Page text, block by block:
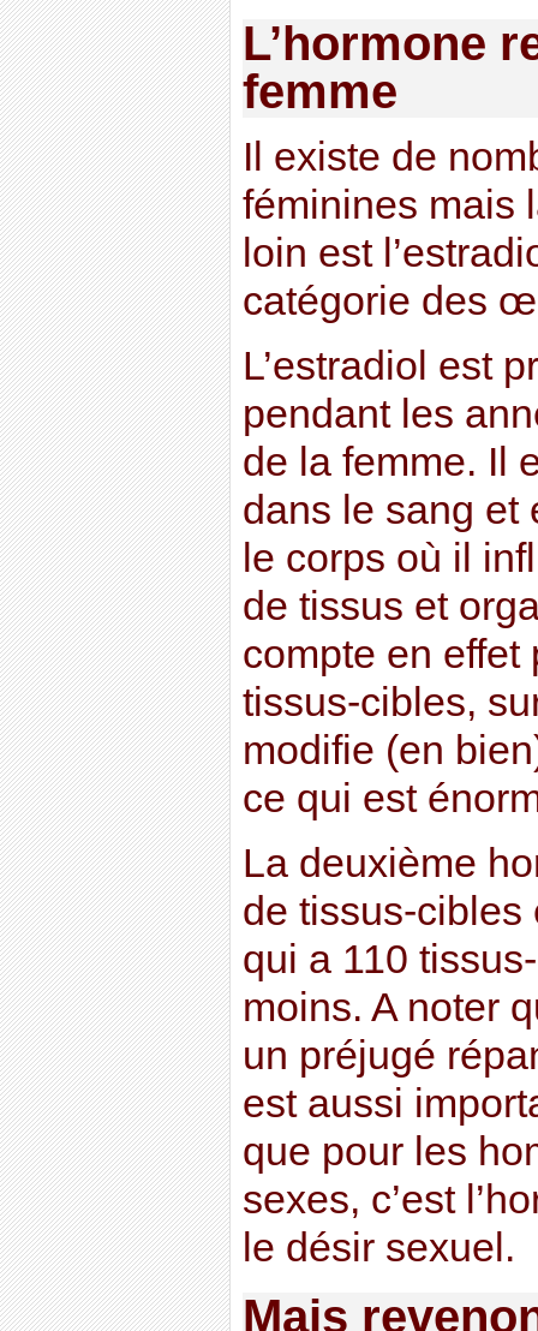
L’hormone
femme
Il existe de
féminines mais
loin est
catégorie des
L’estradiol est
pendant les
de la femme. Il
dans le sang et
le corps où il
de tissus et
compte en effet
tissus-cibles,
modifie (en
ce qui est
La deuxième
de tissus-cibles
qui a 110
moins. A noter
un préjugé
est aussi
que pour les
sexes, c’est
le désir sexuel.
Mais